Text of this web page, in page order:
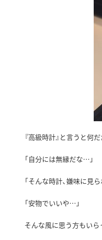
『高級時計』と言うと何
「自分には無縁だな…」
「そんな時計、嫌味に見
「安物でいいや…」
そんな風に思う方もいら